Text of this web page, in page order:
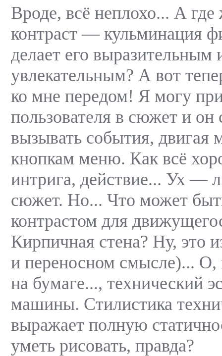
Вроде, всё неплохо... А
контраст — кульминация
делает его выразительным
увлекательным? А вот
ко мне передом! Я могу
пользователя в сюжет и он
вызывать события,
кнопкам меню. Как всё
интрига, действие... Ух —
сюжет. Но... Что может
контрастом для
Кирпичная стена? Ну, это
и переносном смысле)...
на бумаге..., технический
машины. Стилистика
выражает полную
уметь рисовать, правда?